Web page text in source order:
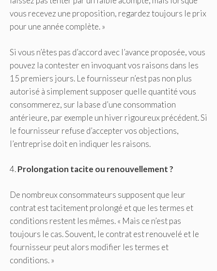
vous recevez une proposition, regardez toujours le prix
pour une année complète. »
Si vous n’êtes pas d’accord avec l’avance proposée, vous
pouvez la contester en invoquant vos raisons dans les
15 premiers jours. Le fournisseur n’est pas non plus
autorisé à simplement supposer quelle quantité vous
consommerez, sur la base d’une consommation
antérieure, par exemple un hiver rigoureux précédent. Si
le fournisseur refuse d’accepter vos objections,
l’entreprise doit en indiquer les raisons.
4.Prolongation tacite ou renouvellement ?
De nombreux consommateurs supposent que leur
contrat est tacitement prolongé et que les termes et
conditions restent les mêmes. « Mais ce n’est pas
toujours le cas. Souvent, le contrat est renouvelé et le
fournisseur peut alors modifier les termes et
conditions. »